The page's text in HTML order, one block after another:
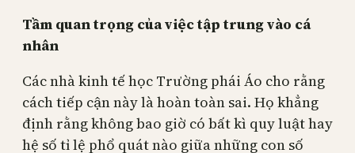
Tầm quan trọng của việc tập trung vào cá
nhân
Các nhà kinh tế học Trường phái Áo cho rằng
cách tiếp cận này là hoàn toàn sai. Họ khẳng
định rằng không bao giờ có bất kì quy luật hay
hệ số tỉ lệ phổ quát nào giữa những con số